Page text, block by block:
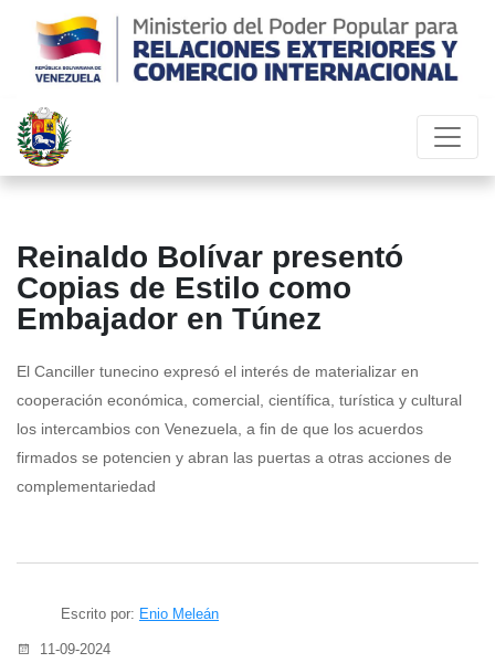
Reinaldo Bolívar presentó
Copias de Estilo como
Embajador en Túnez
El Canciller tunecino expresó el interés de materializar en
cooperación económica, comercial, científica, turística y cultural
los intercambios con Venezuela, a fin de que los acuerdos
firmados se potencien y abran las puertas a otras acciones de
complementariedad
Escrito por: Enio Meleán
11-09-2024